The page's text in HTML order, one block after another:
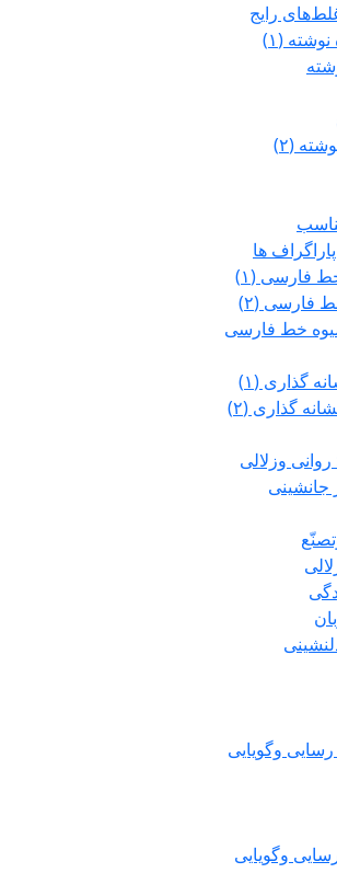
رایج
(١)
(٢)
ها
فارسی (١)
فارسی (٢)
خط فارسی
گذاری (١)
گذاری (٢)
وزلالی
وگویایی
وگویایی